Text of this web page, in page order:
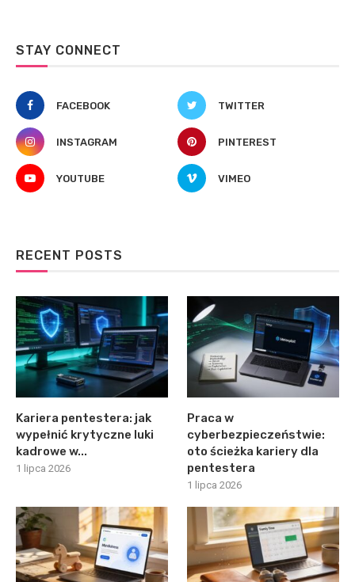
STAY CONNECT
FACEBOOK TWITTER
INSTAGRAM PINTEREST
YOUTUBE VIMEO
RECENT POSTS
Kariera pentestera: jak
wypełnić krytyczne luki
kadrowe w...
1 lipca 2026
Praca w
cyberbezpieczeństwie:
oto ścieżka kariery dla
pentestera
1 lipca 2026